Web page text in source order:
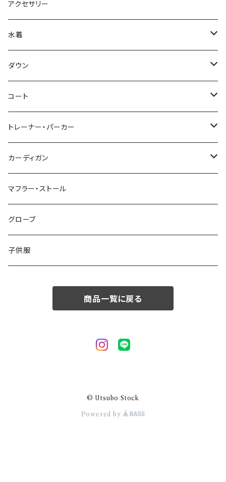
アクセサリー
水着
～44/S
46/M
48/L
50/XL～
ダウン
～44/S
46/M
48/L
50/XL～
コート
～44/S
46/M
48/L
50/XL～
トレーナー・パーカー
～44/S
46/M
48/L
50/XL～
カーディガン
～44/S
46/M
48/L
マフラー・ストール
グローブ
子供服
商品一覧に戻る
© Utsubo Stock
Powered by